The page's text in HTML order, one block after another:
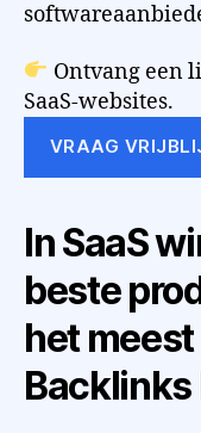
Ontvang een
SaaS-websites.
VRAAG
In SaaS
beste
het
Backlinks